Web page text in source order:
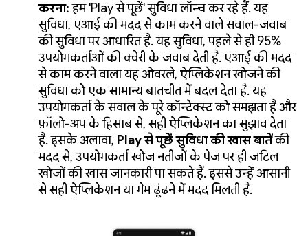
करना:हम 'Play से पूछें' सुविधा लॉन्च कर रहे हैं. यह
सुविधा, एआई की मदद से काम करने वाले सवाल-जवाब
की सुविधा पर आधारित है. यह सुविधा, पहले से ही 95%
उपयोगकर्ताओं की क्वेरी के जवाब देती है. एआई की मदद
से काम करने वाला यह ओवरले, ऐप्लिकेशन खोजने की
सुविधा को एक सामान्य बातचीत में बदल देता है. यह
उपयोगकर्ता के सवाल के पूरे कॉन्टेक्स्ट को समझता है और
फ़ॉलो-अप के हिसाब से, सही ऐप्लिकेशन का सुझाव देता
है. इसके अलावा, Play से पूछें सुविधा की खास बातेंकी
मदद से, उपयोगकर्ता खोज नतीजों के पेज पर ही जटिल
खोजों की खास जानकारी पा सकते हैं. इससे उन्हें आसानी
से सही ऐप्लिकेशन या गेम ढूंढने में मदद मिलती है.